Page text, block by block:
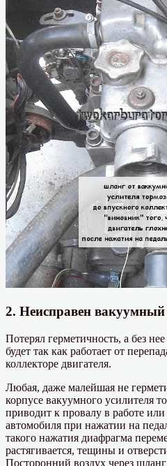
2. Неисправен вакуумный
Потерял герметичность, а без
будет так как работает от
коллекторе двигателя.
Любая, даже малейшая не
корпусе вакуумного усилителя
приводит к провалу в работе или
автомобиля при нажатии на
такого нажатия диафрагма
растягивается, тещины и
Посторонний воздух через шланг